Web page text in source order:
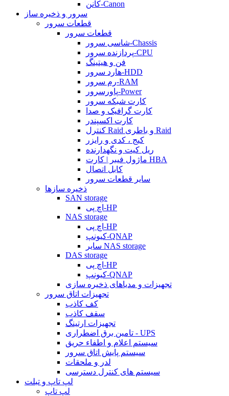
کانن-Canon
سرور و ذخیره ساز
قطعات سرور
قطعات سرور
شاسی سرور-Chassis
پردازنده سرور-CPU
فن و هیتینگ
هارد سرور-HDD
رم سرور-RAM
پاورسرور-Power
کارت شبکه سرور
کارت گرافیک و صدا
کارت اکسپندر
کنترل Raid و باطری Raid
کیج ، کدی و رایزر
ریل کیت و نگهدارنده
ماژول فیبر | کارت HBA
کابل اتصال
سایر قطعات سرور
ذخیره سازها
SAN storage
اچ پی-HP
NAS storage
اچ پی-HP
کیونپ-QNAP
سایر NAS storage
DAS storage
اچ پی-HP
کیونپ-QNAP
تجهیزات و مدیاهای ذخیره سازی
تجهیزات اتاق سرور
کف کاذب
سقف کاذب
تجهیزات ارتینگ
تامین برق اضطراری - UPS
سیستم اعلام و اطفاء حریق
سیستم پایش اتاق سرور
لدر و ملحقات
سیستم های کنترل دسترسی
لپ تاپ و تبلت
لپ تاپ